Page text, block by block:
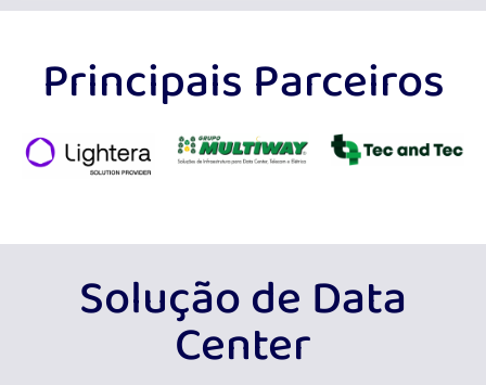
Principais Parceiros
Solução de Data
Center